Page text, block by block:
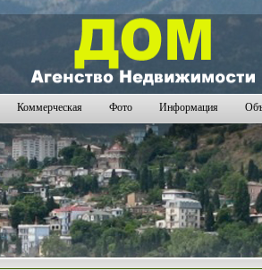
Коммерческая Фото Информация